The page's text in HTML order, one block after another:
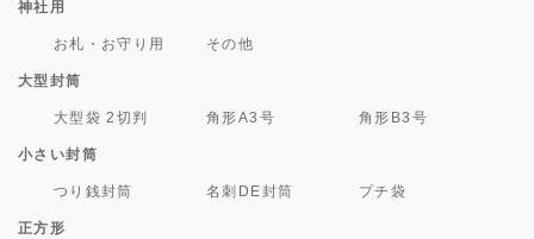
神社用
お札・お守り用 その他
大型封筒
大型袋 2切判 角形A3号 角形B3号
小さい封筒
つり銭封筒 名刺DE封筒 プチ袋
正方形